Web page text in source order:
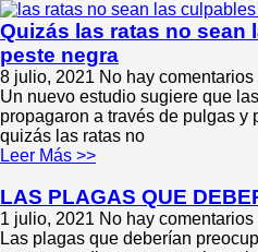
Quizás las ratas no sean
peste negra
8 julio, 2021 No hay comentarios
Un nuevo estudio sugiere que
propagaron a través de pulgas y
quizás las ratas no
Leer Más >>
LAS PLAGAS QUE
1 julio, 2021 No hay comentarios
Las plagas que deberían